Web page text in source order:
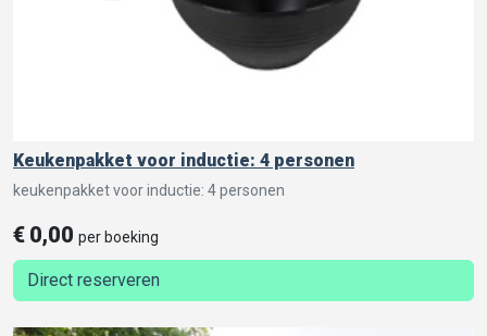
Keukenpakket voor inductie: 4 personen
keukenpakket voor inductie: 4 personen
€ 0,00 per boeking
Direct reserveren